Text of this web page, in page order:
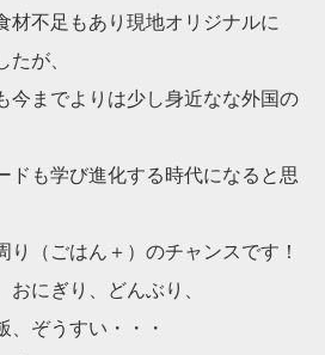
材不足もあり現地オリジナルに
が、
今までよりは少し身近なな外国の
ドも学び進化する時代になると思
り（ごはん＋）のチャンスです！
にぎり、どんぶり、
、ぞうすい・・・